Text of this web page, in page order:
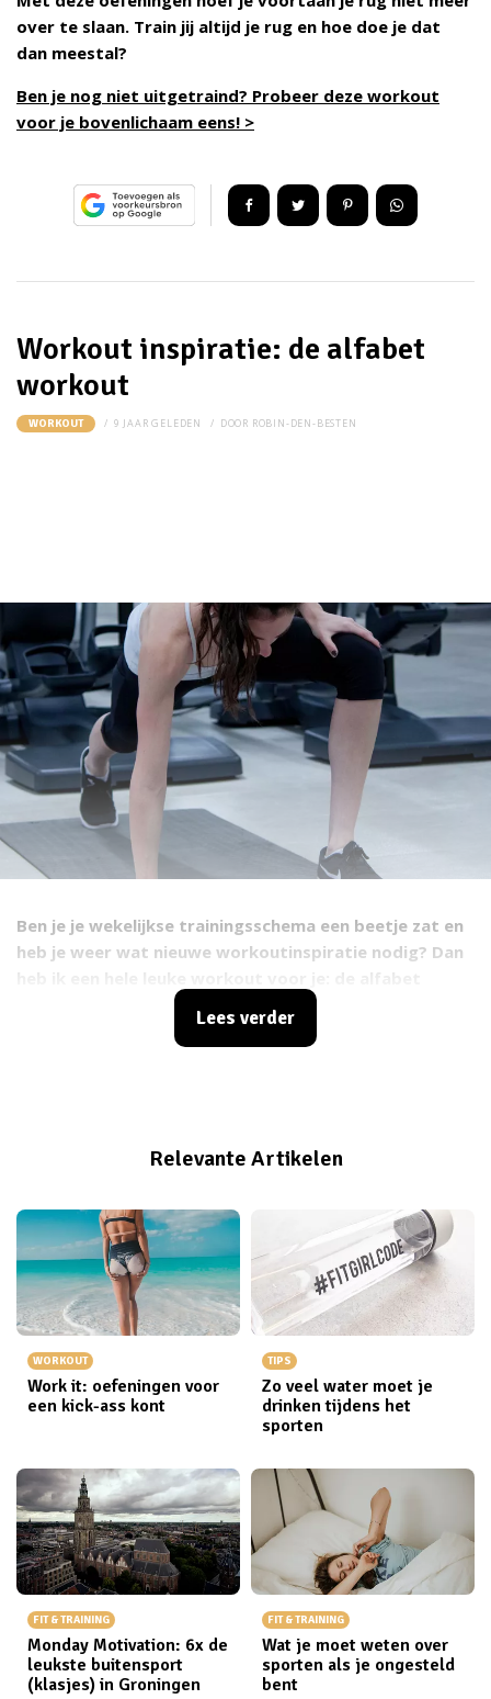
over te slaan. Train jij altijd je rug en hoe doe je dat
dan meestal?
Ben je nog niet uitgetraind? Probeer deze workout
voor je bovenlichaam eens! >
Workout inspiratie: de alfabet
workout
WORKOUT 9 JAAR GELEDEN DOOR ROBIN-DEN-BESTEN
Ben je je wekelijkse trainingsschema een beetje zat en
heb je weer wat nieuwe workoutinspiratie nodig? Dan
workout. Het is super simpel en je kunt er mee blijven
Lees verder
Relevante Artikelen
WORKOUT
Work it: oefeningen voor
een kick-ass kont
TIPS
Zo veel water moet je
drinken tijdens het
sporten
FIT & TRAINING
Monday Motivation: 6x de
leukste buitensport
(klasjes) in Groningen
FIT & TRAINING
Wat je moet weten over
sporten als je ongesteld
bent